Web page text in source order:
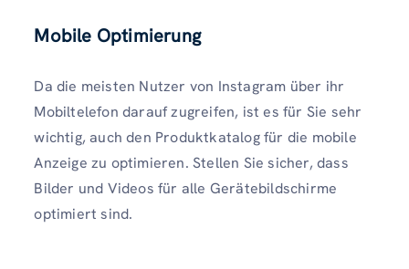
Mobile Optimierung
Da die meisten Nutzer von Instagram über ihr
Mobiltelefon darauf zugreifen, ist es für Sie sehr
wichtig, auch den Produktkatalog für die mobile
Anzeige zu optimieren. Stellen Sie sicher, dass
Bilder und Videos für alle Gerätebildschirme
optimiert sind.